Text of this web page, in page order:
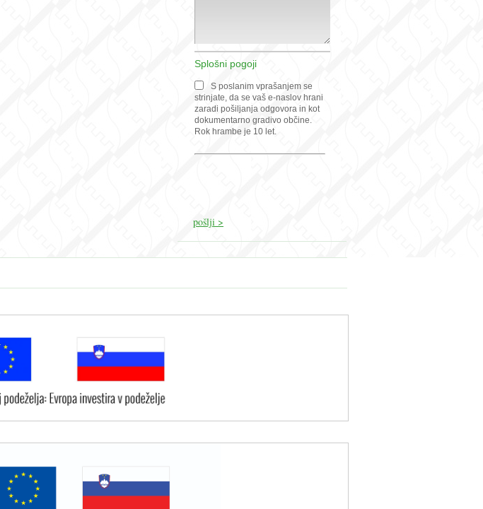
Splošni pogoji
S poslanim vprašanjem se
strinjate, da se vaš e-naslov hrani
zaradi pošiljanja odgovora in kot
dokumentarno gradivo občine.
Rok hrambe je 10 let.